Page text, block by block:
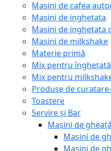
Masini de cafea
Masini de inghetata
Masini de inghetata
Masini de milkshake
Materie primă
Mix pentru înghețată
Mix pentru
Produse de
Toastere
Servire și Bar
Mașini de gheață
Masini de
Mașini de